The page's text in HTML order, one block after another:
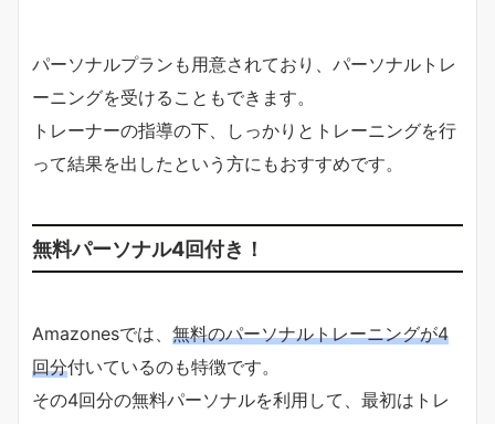
パーソナルプランも用意されており、パーソナルトレ
ーニングを受けることもできます。
トレーナーの指導の下、しっかりとトレーニングを行
って結果を出したという方にもおすすめです。
無料パーソナル4回付き！
Amazonesでは、 無料のパーソナルトレーニングが4
回分付いているのも特徴です。
その4回分の無料パーソナルを利用して、最初はトレ